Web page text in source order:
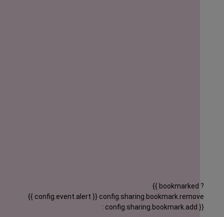
{{ config.event.alert }}
{{ bookmarked ?
config.sharing.bookmark.remove
: config.sharing.bookmark.add }}